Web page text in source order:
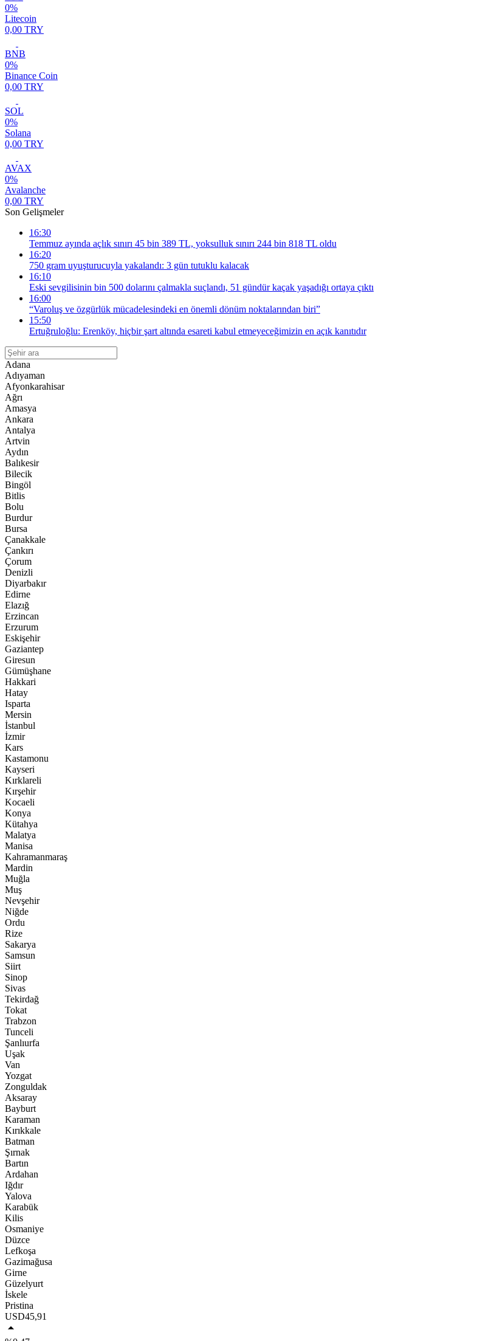
0%
Litecoin
0,00 TRY
BNB
0%
Binance Coin
0,00 TRY
SOL
0%
Solana
0,00 TRY
AVAX
0%
Avalanche
0,00 TRY
Son Gelişmeler
16:30
Temmuz ayında açlık sınırı 45 bin 389 TL, yoksulluk sınırı 244 bin 818 TL oldu
16:20
750 gram uyuşturucuyla yakalandı: 3 gün tutuklu kalacak
16:10
Eski sevgilisinin bin 500 dolarını çalmakla suçlandı, 51 gündür kaçak yaşadığı ortaya çıktı
16:00
“Varoluş ve özgürlük mücadelesindeki en önemli dönüm noktalarından biri”
15:50
Ertuğruloğlu: Erenköy, hiçbir şart altında esareti kabul etmeyeceğimizin en açık kanıtıdır
Adana
Adıyaman
Afyonkarahisar
Ağrı
Amasya
Ankara
Antalya
Artvin
Aydın
Balıkesir
Bilecik
Bingöl
Bitlis
Bolu
Burdur
Bursa
Çanakkale
Çankırı
Çorum
Denizli
Diyarbakır
Edirne
Elazığ
Erzincan
Erzurum
Eskişehir
Gaziantep
Giresun
Gümüşhane
Hakkari
Hatay
Isparta
Mersin
İstanbul
İzmir
Kars
Kastamonu
Kayseri
Kırklareli
Kırşehir
Kocaeli
Konya
Kütahya
Malatya
Manisa
Kahramanmaraş
Mardin
Muğla
Muş
Nevşehir
Niğde
Ordu
Rize
Sakarya
Samsun
Siirt
Sinop
Sivas
Tekirdağ
Tokat
Trabzon
Tunceli
Şanlıurfa
Uşak
Van
Yozgat
Zonguldak
Aksaray
Bayburt
Karaman
Kırıkkale
Batman
Şırnak
Bartın
Ardahan
Iğdır
Yalova
Karabük
Kilis
Osmaniye
Düzce
Lefkoşa
Gazimağusa
Girne
Güzelyurt
İskele
Pristina
USD45,91